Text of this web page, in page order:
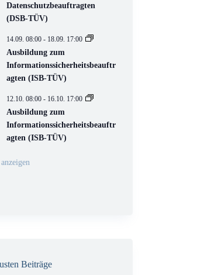
t
u
l
V
e
r
n
s
t
a
t
n
Datenschutzbeauftragten
(DSB-TÜV)
14.09. 08:00 - 18.09. 17:00
Ausbildung zum
Informationssicherheitsbeauftr
agten (ISB-TÜV)
12.10. 08:00 - 16.10. 17:00
Ausbildung zum
Informationssicherheitsbeauftr
agten (ISB-TÜV)
Beiträge